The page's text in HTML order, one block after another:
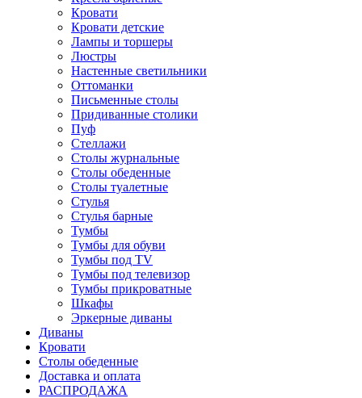
Кровати
Кровати детские
Лампы и торшеры
Люстры
Настенные светильники
Оттоманки
Письменные столы
Придиванные столики
Пуф
Стеллажи
Столы журнальные
Столы обеденные
Столы туалетные
Стулья
Стулья барные
Тумбы
Тумбы для обуви
Тумбы под TV
Тумбы под телевизор
Тумбы прикроватные
Шкафы
Эркерные диваны
Диваны
Кровати
Столы обеденные
Доставка и оплата
РАСПРОДАЖА